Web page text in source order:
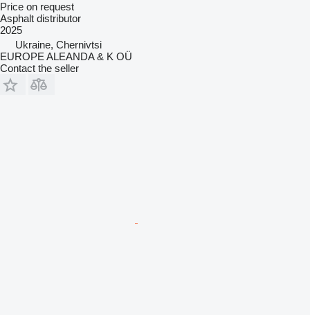
Price on request
Asphalt distributor
2025
Ukraine, Chernivtsi
EUROPE ALEANDA & K OÜ
Contact the seller